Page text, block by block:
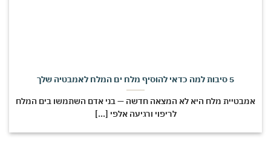
מלח היא לא המצאה חדשה — בני אדם השתמשו בים המלח
לריפוי ורגיעה אלפי [...]